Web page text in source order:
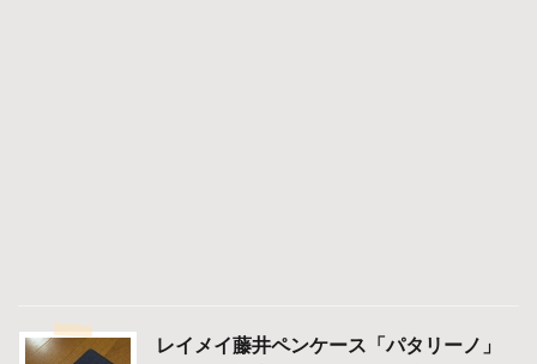
レイメイ藤井ペンケース「パタリーノ」